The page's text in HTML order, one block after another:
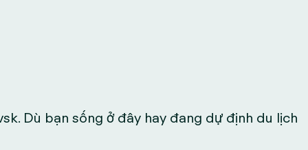
Dù bạn sống ở đây hay đang dự định du lịch